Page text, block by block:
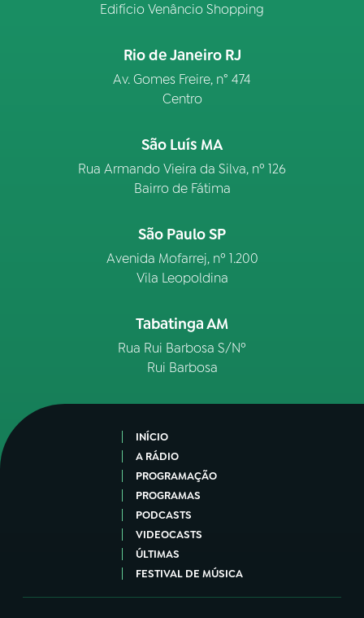
Edifício Venâncio Shopping
Rio de Janeiro RJ
Av. Gomes Freire, n° 474
Centro
São Luís MA
Rua Armando Vieira da Silva, nº 126
Bairro de Fátima
São Paulo SP
Avenida Mofarrej, nº 1.200
Vila Leopoldina
Tabatinga AM
Rua Rui Barbosa S/Nº
Rui Barbosa
INÍCIO
A RÁDIO
PROGRAMAÇÃO
PROGRAMAS
PODCASTS
VIDEOCASTS
ÚLTIMAS
FESTIVAL DE MÚSICA